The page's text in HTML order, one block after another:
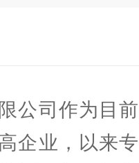
公司作为目
企业，以来